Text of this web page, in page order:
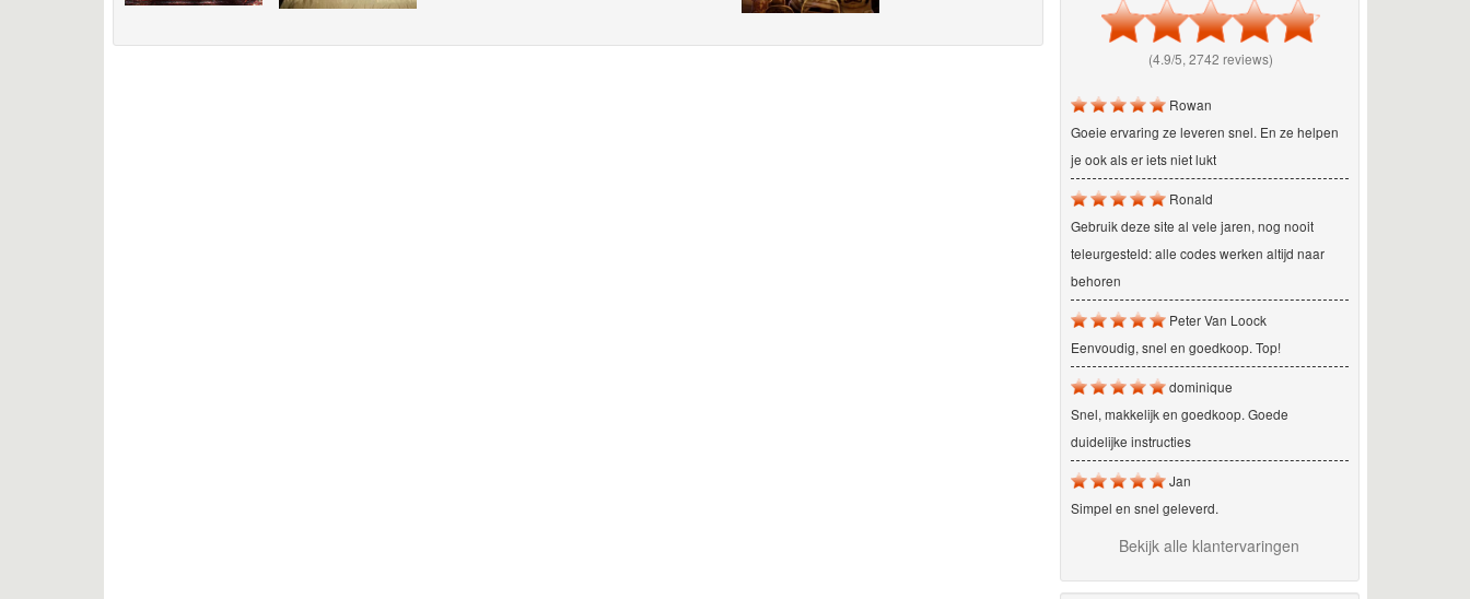
(4.9/5, 2742 reviews)
Rowan
Goeie ervaring ze leveren snel. En ze helpen
je ook als er iets niet lukt
Ronald
Gebruik deze site al vele jaren, nog nooit
teleurgesteld: alle codes werken altijd naar
behoren
Peter Van Loock
Eenvoudig, snel en goedkoop. Top!
dominique
Snel, makkelijk en goedkoop. Goede
duidelijke instructies
Jan
Simpel en snel geleverd.
Bekijk alle klantervaringen